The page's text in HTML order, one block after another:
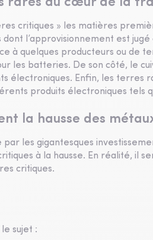
rares au cœur de la
critiques » les matières
l’approvisionnement est
à quelques producteurs ou de
les batteries. De son côté, le
électroniques. Enfin, les terres
produits électroniques tels
la hausse des
les gigantesques
à la hausse. En réalité, il
critiques.
sujet :